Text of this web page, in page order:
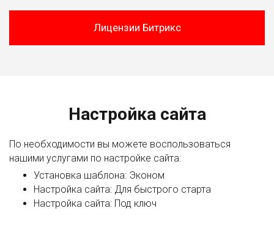
Лицензии Битрикс
Настройка сайта
По необходимости вы можете воспользоваться
нашими услугами по настройке сайта:
Установка шаблона: Эконом
Настройка сайта: Для быстрого старта
Настройка сайта: Под ключ